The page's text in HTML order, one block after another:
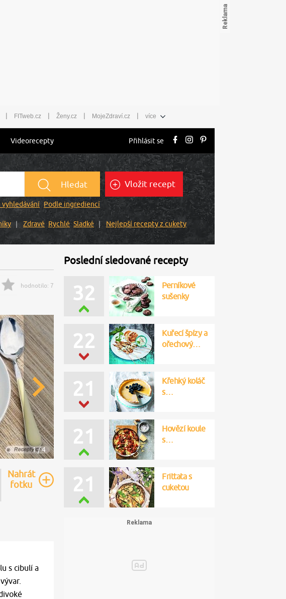
| FITweb.cz | Ženy.cz | MojeZdraví.cz | více
Videorecepty Přihlásit se
Hledat
vyhledávání Podle ingrediencí
Vložit recept
Zdravé Rychlé Sladké
Nejlepší recepty z cukety
hodnotilo: 7
1 / 4
Nahrát
fotku
s cibulí a
Poslední sledované recepty
32
Perníkové
sušenky
22
Kuřecí špízy a
ořechový…
21
Křehký koláč
s…
21
Frittata s
cuketou
21
Hovězí koule
s…